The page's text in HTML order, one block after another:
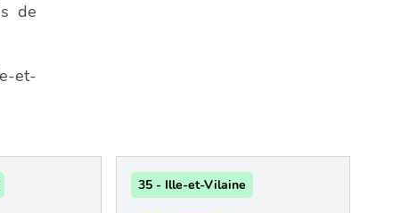
de
et-
35 - Ille-et-Vilaine